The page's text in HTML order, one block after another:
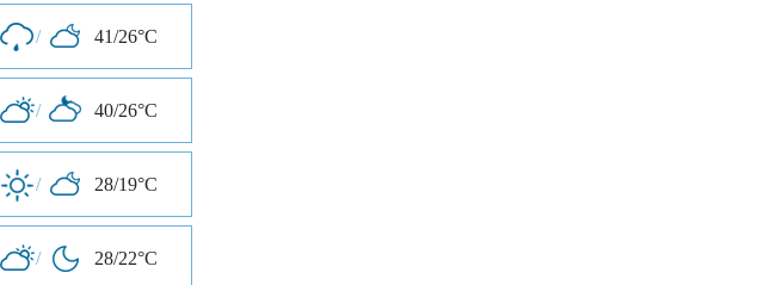
/ 41/26°C
/ 40/26°C
/ 28/19°C
/ 28/22°C